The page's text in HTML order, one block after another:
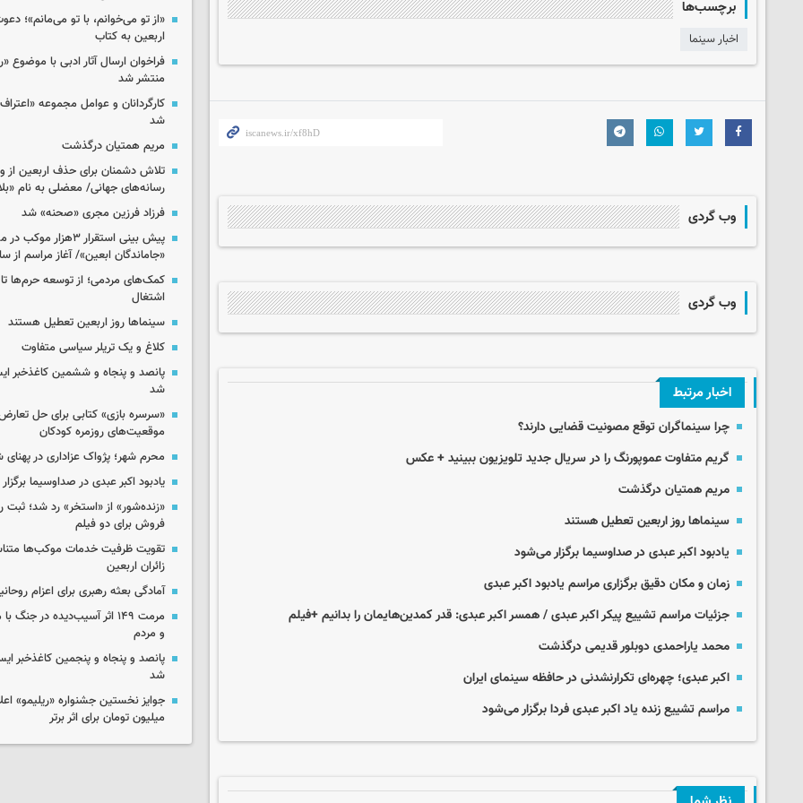
برچسب‌ها
اخبار سینما
وب گردی
وب گردی
اخبار مرتبط
چرا سینماگران توقع مصونیت قضایی دارند؟
گریم متفاوت عموپورنگ را در سریال جدید تلویزیون ببینید + عکس
مریم همتیان درگذشت
سینماها روز اربعین تعطیل هستند
یادبود اکبر عبدی در صداوسیما برگزار می‌شود
زمان و مکان دقیق برگزاری مراسم یادبود اکبر عبدی
جزئیات مراسم تشییع پیکر اکبر عبدی / همسر اکبر عبدی: قدر کمدین‌هایمان را بدانیم +فیلم
محمد یاراحمدی دوبلور قدیمی درگذشت
اکبر عبدی؛ چهره‌ای تکرارنشدنی در حافظه سینمای ایران
مراسم تشییع زنده یاد اکبر عبدی فردا برگزار می‌شود
«از تو می‌خوانم، با تو می‌مانم»؛
اربعین به کتاب
فراخوان ارسال آثار ادبی با موضوع
منتشر شد
کارگردانان و عوامل مجموعه
شد
مریم همتیان درگذشت
تلاش دشمنان برای حذف اربعین از
رسانه‌های جهانی/ معضلی به نام
فرزاد فرزین مجری «صحنه» شد
پیش بینی استقرار ۳هزار
«جاماندگان ابعین»/ آغاز مراسم از
کمک‌های مردمی؛ از توسعه حرم‌ها تا
اشتغال
سینماها روز اربعین تعطیل هستند
کلاغ و یک تریلر سیاسی متفاوت
پانصد و پنجاه و ششمین کاغذخبر
شد
«سرسره بازی» کتابی برای حل
موقعیت‌های روزمره کودکان
محرم شهر؛ پژواک عزاداری در پهنای
یادبود اکبر عبدی در صداوسیما
«زنده‌شور» از «استخر» رد شد؛ ثبت
فروش برای دو فیلم
تقویت ظرفیت خدمات موکب‌ها
زائران اربعین
آمادگی بعثه رهبری برای اعزام
مرمت ۱۴۹ اثر آسیب‌دیده در
و مردم
پانصد و پنجاه و پنجمین کاغذخبر
شد
میلیون تومان برای اثر برتر